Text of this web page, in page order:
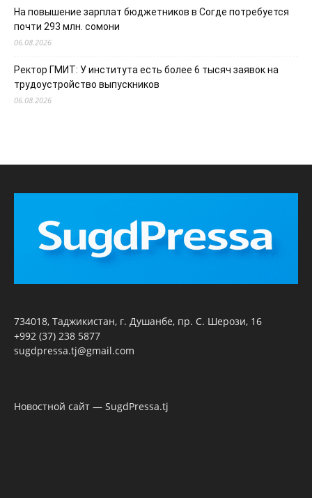
На повышение зарплат бюджетников в Согде потребуется
почти 293 млн. сомони
06.08.2026
Ректор ГМИТ: У института есть более 6 тысяч заявок на
трудоустройство выпускников
06.08.2026
734018, Таджикистан, г. Душанбе, пр. С. Шерози, 16
+992 (37) 238 5877
sugdpressa.tj@gmail.com
Новостной сайт — SugdPressa.tj